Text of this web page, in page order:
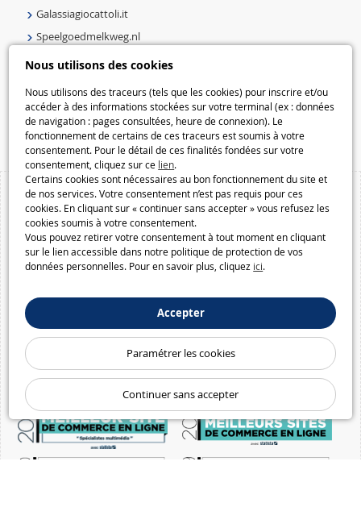
Nous utilisons des cookies
Nous utilisons des traceurs (tels que les cookies) pour inscrire et/ou
accéder à des informations stockées sur votre terminal (ex : données
de navigation : pages consultées, heure de connexion). Le
fonctionnement de certains de ces traceurs est soumis à votre
consentement. Pour le détail de ces finalités fondées sur votre
consentement, cliquez sur ce lien.
Certains cookies sont nécessaires au bon fonctionnement du site et
de nos services. Votre consentement n’est pas requis pour ces
cookies. En cliquant sur « continuer sans accepter » vous refusez les
cookies soumis à votre consentement.
Vous pouvez retirer votre consentement à tout moment en cliquant
sur le lien accessible dans notre politique de protection de vos
données personnelles. Pour en savoir plus, cliquez ici.
Accepter
Paramétrer les cookies
Continuer sans accepter
Galassiagiocattoli.it
Speelgoedmelkweg.nl
Galaxiejouets.be
Speelgoedmelkweg.be
Macway.com